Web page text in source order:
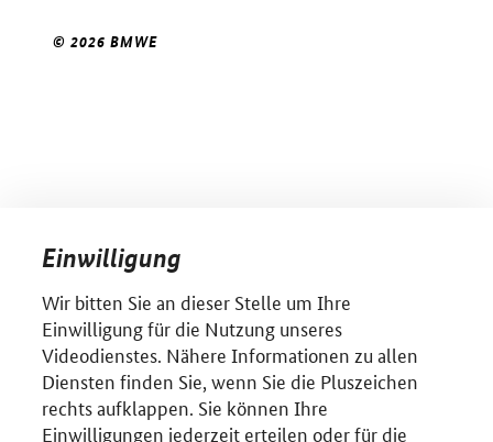
© 2026 BMWE
Einwilligung
Wir bitten Sie an dieser Stelle um Ihre
Einwilligung für die Nutzung unseres
Videodienstes. Nähere Informationen zu allen
Diensten finden Sie, wenn Sie die Pluszeichen
rechts aufklappen. Sie können Ihre
Einwilligungen jederzeit erteilen oder für die